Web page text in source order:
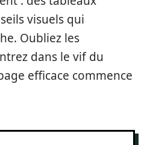
visuels qui
Oubliez les
dans le vif du
efficace commence